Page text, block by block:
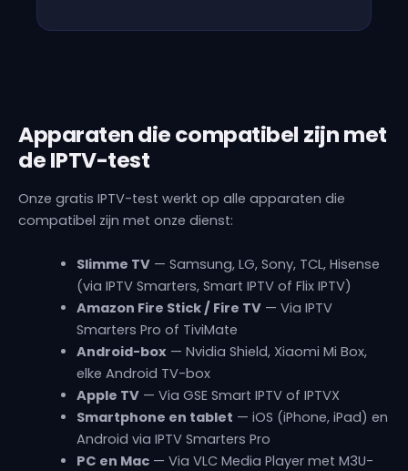
Apparaten die compatibel zijn met
de IPTV-test
Onze gratis IPTV-test werkt op alle apparaten die
compatibel zijn met onze dienst:
Slimme TV— Samsung, LG, Sony, TCL, Hisense
(via IPTV Smarters, Smart IPTV of Flix IPTV)
Amazon Fire Stick / Fire TV— Via IPTV
Smarters Pro of TiviMate
Android-box— Nvidia Shield, Xiaomi Mi Box,
elke Android TV-box
Apple TV— Via GSE Smart IPTV of IPTVX
Smartphone en tablet — iOS (iPhone, iPad) en
Android via IPTV Smarters Pro
PC en Mac— Via VLC Media Player met M3U-